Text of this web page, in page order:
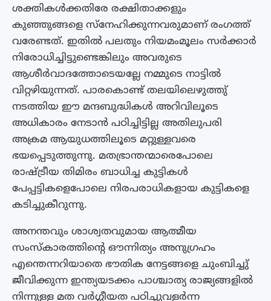
ശക്തികൾക്കതിരേ രക്ഷിതാക്കളും
കുഞ്ഞുങ്ങളെ സ്നേഹിക്കുന്നവരുമാണ് രംഗത്ത്
വരേണ്ടത്. ഇതിൽ പലതും നിയമംമൂലം സർക്കാർ
നിരോധിച്ചിട്ടുണ്ടെങ്കിലും അവരുടെ
ആശീർവാദത്തോടെയല്ലേ നമ്മുടെ നാട്ടിൽ
വിറ്റഴിയുന്നത്. പാരകൊണ്ട് തലയിലെഴുത്തു്
നടത്തിയ ഈ മന്ദബുദ്ധികൾ അറിവിലൂടെ
അധികാരം നേടാൻ പഠിച്ചിട്ടില്ല അതിലുപരി
അക്രമ ആയുധത്തിലൂടെ മറ്റുള്ളവരെ
ഭയപ്പെടുത്തുന്നു. മതഭ്രാന്തന്മാരെപോലെ
രാഷ്ട്രീയ തിമിരം ബാധിച്ച കുട്ടികൾ
പേപ്പട്ടികളെപോലെ നിരപരാധികളായ കുട്ടികളെ
കടിച്ചുകീറുന്നു.
അനന്തവും ശാശ്വതവുമായ ആത്മീയ
സംസ്‌കാരത്തിൻ്റെ ഔന്നിത്യം അനുഗ്രഹം
എന്തെന്നറിയാതെ ഭൗതിക നേട്ടങ്ങളെ ചുംബിച്ചു്
ജീവിക്കുന്ന ഇന്ത്യയടക്കം പാശ്ചാത്യ രാജ്യങ്ങളിൽ
നിന്നുള്ള മത വർഗ്ഗീയത പഠിച്ചുവളർന്ന